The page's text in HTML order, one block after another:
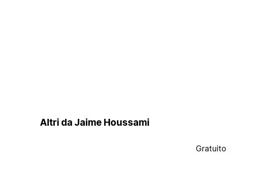
Altri da Jaime Houssami
Gratuito